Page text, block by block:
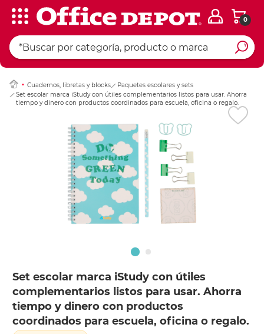
0
Cuadernos, libretas y blocks
Paquetes escolares y sets
Set escolar marca iStudy con útiles complementarios listos para usar. Ahorra
tiempo y dinero con productos coordinados para escuela, oficina o regalo.
Set escolar marca iStudy con útiles
complementarios listos para usar. Ahorra
tiempo y dinero con productos
coordinados para escuela, oficina o regalo.
Ingresar Codigo